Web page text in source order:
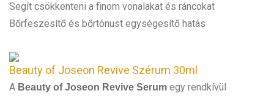
Segít csökkenteni a finom vonalakat és ráncokat
Bőrfeszesítő és bőrtónust egységesítő hatás
Beauty of Joseon Revive Szérum 30ml
A Beauty of Joseon Revive Serum egy rendkívül